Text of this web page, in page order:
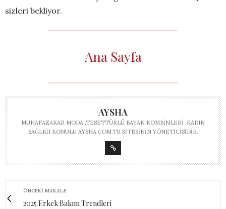
sizleri bekliyor.
Ana Sayfa
AYSHA
MUHAFAZAKAR MODA ,TESETTÜRLÜ BAYAN KOMBINLERI ,KADIN
SAĞLIĞI KONULU AYSHA.COM.TR SITESININ YÖNETICISIDIR.
ÖNCEKI MAKALE
2025 Erkek Bakım Trendleri